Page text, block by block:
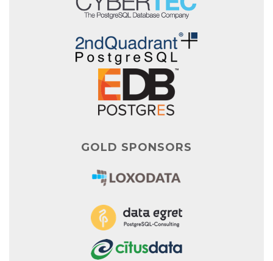
GOLD SPONSORS